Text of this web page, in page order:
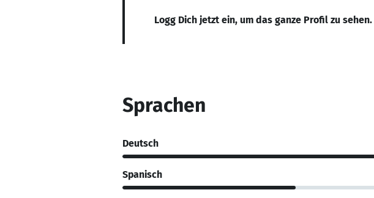
Logg Dich jetzt ein, um das ganze Profil zu sehen.
Sprachen
Deutsch
Spanisch